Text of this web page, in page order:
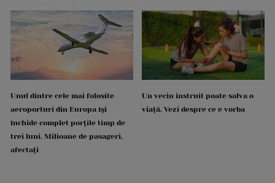
Unul dintre cele mai folosite
aeroporturi din Europa își
închide complet porțile timp de
trei luni. Milioane de pasageri,
afectați
Un vecin instruit poate salva o
viață. Vezi despre ce e vorba